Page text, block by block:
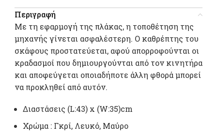
Περιγραφή
Με τη εφαρμογή της πλάκας, η τοποθέτηση της
μηχανής γίνεται ασφαλέστερη. Ο καθρέπτης του
σκάφους προστατεύεται, αφού απορροφούνται οι
κραδασμοί που δημιουργούνται από τον κινητήρα
και αποφεύγεται οποιαδήποτε άλλη φθορά μπορεί
να προκληθεί από αυτόν.
Διαστάσεις (L:43) x (W:35)cm
Χρώμα : Γκρί, Λευκό, Μαύρο